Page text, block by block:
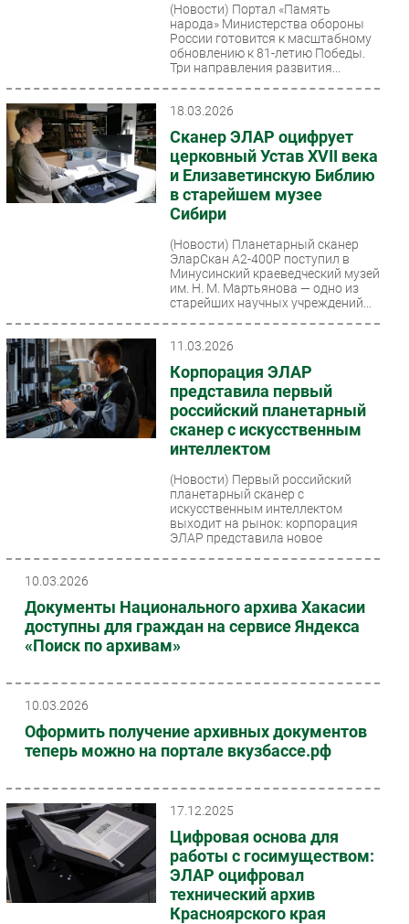
РАЗДЕЛЫ
Новости
Тестовый стенд
Каталог компаний
(Новости) Портал «Память
народа» Министерства обороны
России готовится к масштабному
обновлению к 81-летию Победы.
Три направления развития...
18.03.2026
Сканер ЭЛАР оцифрует
церковный Устав XVII века
и Елизаветинскую Библию
в старейшем музее
Сибири
(Новости) Планетарный сканер
ЭларСкан А2-400Р поступил в
Минусинский краеведческий музей
им. Н. М. Мартьянова — одно из
старейших научных учреждений...
11.03.2026
Корпорация ЭЛАР
представила первый
российский планетарный
сканер с искусственным
интеллектом
(Новости) Первый российский
планетарный сканер с
искусственным интеллектом
выходит на рынок: корпорация
ЭЛАР представила новое
10.03.2026
Документы Национального архива Хакасии
доступны для граждан на сервисе Яндекса
«Поиск по архивам»
10.03.2026
Оформить получение архивных документов
теперь можно на портале вкузбассе.рф
17.12.2025
Цифровая основа для
работы с госимуществом:
ЭЛАР оцифровал
технический архив
Красноярского края